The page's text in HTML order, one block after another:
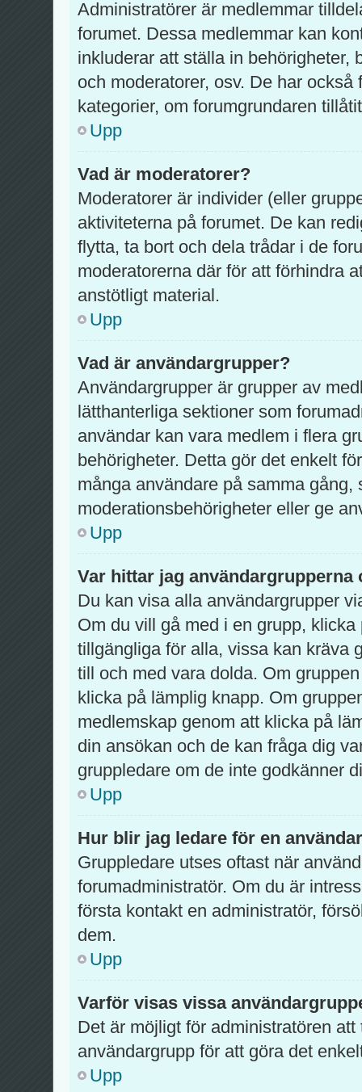
Administratörer är medlemmar
forumet. Dessa medlemmar kan
inkluderar att ställa in behörigheter,
och moderatorer, osv. De har
kategorier, om forumgrundaren
Upp
Vad är moderatorer?
Moderatorer är individer (eller
aktiviteterna på forumet. De kan
flytta, ta bort och dela trådar i de
moderatorerna där för att förhindra
anstötligt material.
Upp
Vad är användargrupper?
Användargrupper är grupper av
lätthanterliga sektioner som
användar kan vara medlem i flera
behörigheter. Detta gör det enkelt
många användare på samma
moderationsbehörigheter eller ge
Upp
Var hittar jag användargrupperna
Du kan visa alla användargrupper
Om du vill gå med i en grupp,
tillgängliga för alla, vissa kan kräva
till och med vara dolda. Om
klicka på lämplig knapp. Om
medlemskap genom att klicka på
din ansökan och de kan fråga dig
gruppledare om de inte godkänner
Upp
Hur blir jag ledare för en
Gruppledare utses oftast när
forumadministratör. Om du är
första kontakt en administratör,
dem.
Upp
Varför visas vissa
Det är möjligt för administratören
användargrupp för att göra det
Upp